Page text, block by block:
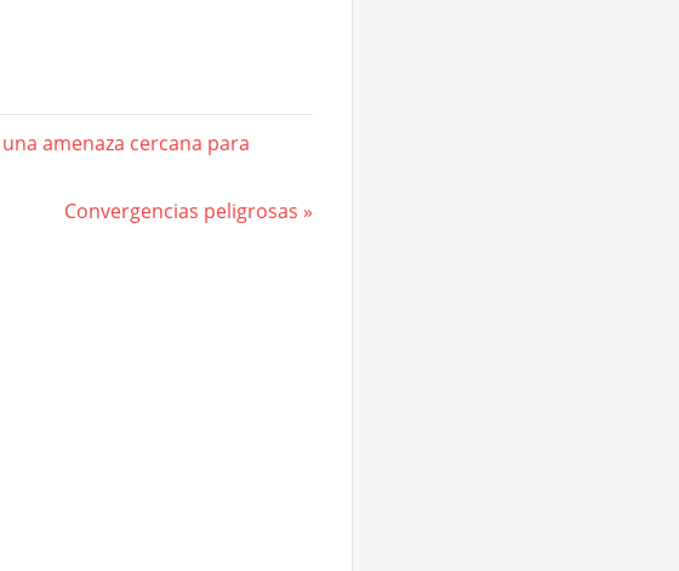
amenaza cercana para
Next
Convergencias peligrosas